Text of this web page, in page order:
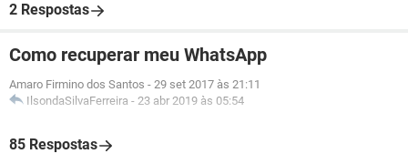
2 Respostas
Como recuperar meu WhatsApp
Amaro Firmino dos Santos - 29 set 2017 às 21:11
IlsondaSilvaFerreira - 23 abr 2019 às 05:54
85 Respostas